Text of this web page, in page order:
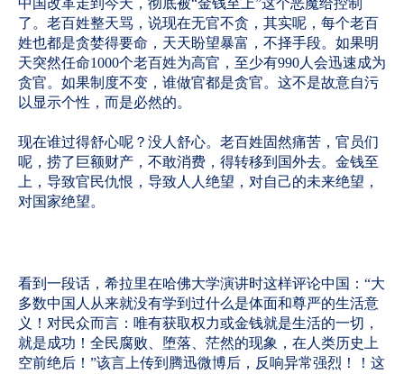
中国改革走到今天，彻底被“金钱至上”这个恶魔给控制
了。老百姓整天骂，说现在无官不贪，其实呢，每个老百
姓也都是贪婪得要命，天天盼望暴富，不择手段。如果明
天突然任命1000个老百姓为高官，至少有990人会迅速成为
贪官。如果制度不变，谁做官都是贪官。这不是故意自污
以显示个性，而是必然的。
现在谁过得舒心呢？没人舒心。老百姓固然痛苦，官员们
呢，捞了巨额财产，不敢消费，得转移到国外去。金钱至
上，导致官民仇恨，导致人人绝望，对自己的未来绝望，
对国家绝望。
看到一段话，希拉里在哈佛大学演讲时这样评论中国：“大
多数中国人从来就没有学到过什么是体面和尊严的生活意
义！对民众而言：唯有获取权力或金钱就是生活的一切，
就是成功！全民腐败、堕落、茫然的现象，在人类历史上
空前绝后！”该言上传到腾迅微博后，反响异常强烈！！这